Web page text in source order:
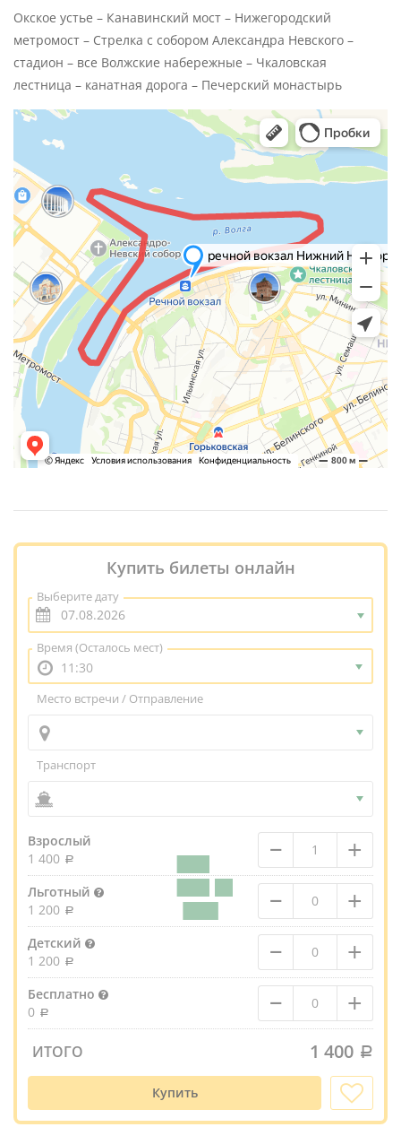
Окское устье – Канавинский мост – Нижегородский
метромост – Стрелка с собором Александра Невского –
стадион – все Волжские набережные – Чкаловская
лестница – канатная дорога – Печерский монастырь
Нижний Новгород
Яндекс Карты — транспорт, навигация, поиск мест
Купить билеты онлайн
Выберите дату
Время (Осталось мест)
11:30
Место встречи / Отправление
Транспорт
Взрослый
1 400
– +
Льготный
1 200
– +
Детский
1 200
– +
Бесплатно
0
– +
ИТОГО 1 400
Купить